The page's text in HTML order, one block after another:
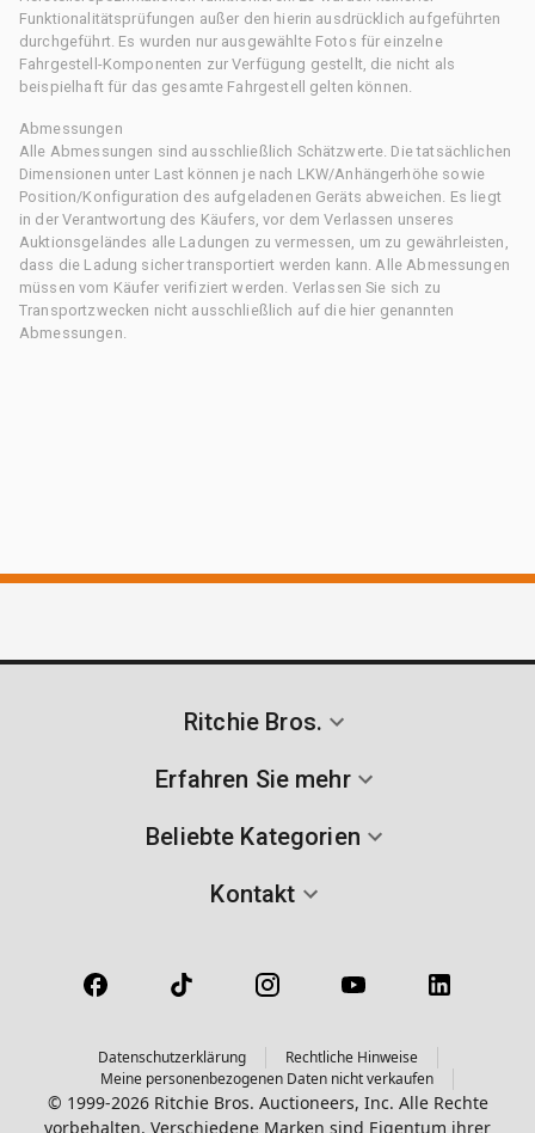
Funktionalitätsprüfungen außer den hierin ausdrücklich aufgeführten
durchgeführt. Es wurden nur ausgewählte Fotos für einzelne
Fahrgestell-Komponenten zur Verfügung gestellt, die nicht als
beispielhaft für das gesamte Fahrgestell gelten können.
Abmessungen
Alle Abmessungen sind ausschließlich Schätzwerte. Die tatsächlichen
Dimensionen unter Last können je nach LKW/Anhängerhöhe sowie
Position/Konfiguration des aufgeladenen Geräts abweichen. Es liegt
in der Verantwortung des Käufers, vor dem Verlassen unseres
Auktionsgeländes alle Ladungen zu vermessen, um zu gewährleisten,
dass die Ladung sicher transportiert werden kann. Alle Abmessungen
müssen vom Käufer verifiziert werden. Verlassen Sie sich zu
Transportzwecken nicht ausschließlich auf die hier genannten
Abmessungen.
Ritchie Bros.
Erfahren Sie mehr
Beliebte Kategorien
Kontakt
Datenschutzerklärung
Rechtliche Hinweise
Meine personenbezogenen Daten nicht verkaufen
© 1999-2026 Ritchie Bros. Auctioneers, Inc. Alle Rechte
vorbehalten. Verschiedene Marken sind Eigentum ihrer